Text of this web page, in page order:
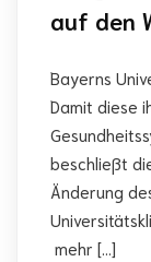
auf den
Bayerns
Damit diese
beschließt
Änderung
mehr […]